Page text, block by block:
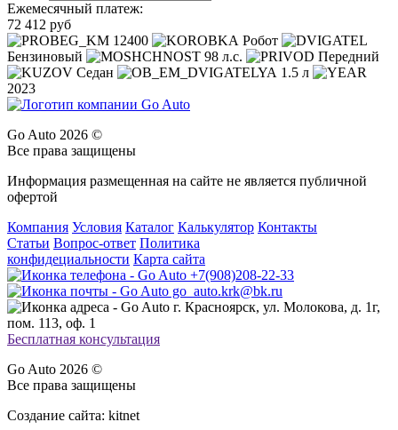
Ежемесячный платеж:
72 412 руб
12400
Робот
Бензиновый
98 л.с.
Передний
Седан
1.5 л
2023
Go Auto 2026 ©
Все права защищены
Информация размещенная на сайте не является публичной
офертой
Компания Условия Каталог Калькулятор Контакты
Статьи Вопрос-ответ Политика
конфидециальности Карта сайта
+7(908)208-22-33
go_auto.krk@bk.ru
г. Красноярск, ул. Молокова, д. 1г,
пом. 113, оф. 1
Бесплатная консультация
Go Auto 2026 ©
Все права защищены
Создание сайта: kitnet